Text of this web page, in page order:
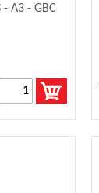
A3 - GBC